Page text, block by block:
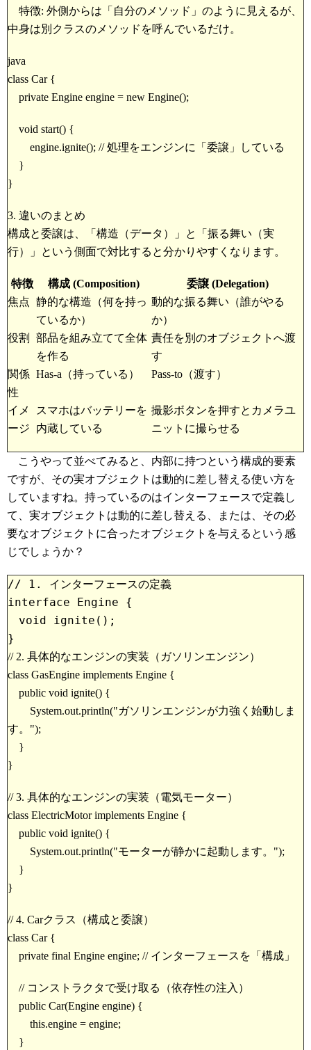
特徴: 外側からは「自分のメソッド」のように見えるが、
中身は別クラスのメソッドを呼んでいるだけ。
java
class Car {
private Engine engine = new Engine();
void start() {
engine.ignite(); // 処理をエンジンに「委譲」している
}
}
3. 違いのまとめ
構成と委譲は、「構造（データ）」と「振る舞い（実
行）」という側面で対比すると分かりやすくなります。
特徴 構成 (Composition)
委譲 (Delegation)
焦点 静的な構造（何を持っ
ているか）
動的な振る舞い（誰がやる
か）
役割
部品を組み立てて全体
を作る
責任を別のオブジェクトへ渡
す
関係
性
Has-a（持っている） Pass-to（渡す）
イメ
ージ
スマホはバッテリーを
内蔵している
撮影ボタンを押すとカメラユ
ニットに撮らせる
こうやって並べてみると、内部に持つという構成的要素
ですが、その実オブジェクトは動的に差し替える使い方を
していますね。持っているのはインターフェースで定義し
て、実オブジェクトは動的に差し替える、または、その必
要なオブジェクトに合ったオブジェクトを与えるという感
じでしょうか？
// 1. インターフェースの定義
interface Engine {
void ignite();
}
// 2. 具体的なエンジンの実装（ガソリンエンジン）
class GasEngine implements Engine {
public void ignite() {
System.out.println("ガソリンエンジンが力強く始動しま
す。");
}
}
// 3. 具体的なエンジンの実装（電気モーター）
class ElectricMotor implements Engine {
public void ignite() {
System.out.println("モーターが静かに起動します。");
}
}
// 4. Carクラス（構成と委譲）
class Car {
private final Engine engine; // インターフェースを「構成」
// コンストラクタで受け取る（依存性の注入）
public Car(Engine engine) {
this.engine = engine;
}